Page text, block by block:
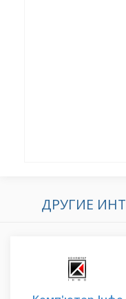
ДРУГИЕ